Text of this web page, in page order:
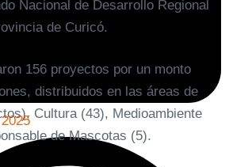
Nacional de Desarrollo Regional
de Curicó.
156 proyectos por un monto
distribuidos en las áreas de
Cultura (43), Medioambiente
de Mascotas (5).